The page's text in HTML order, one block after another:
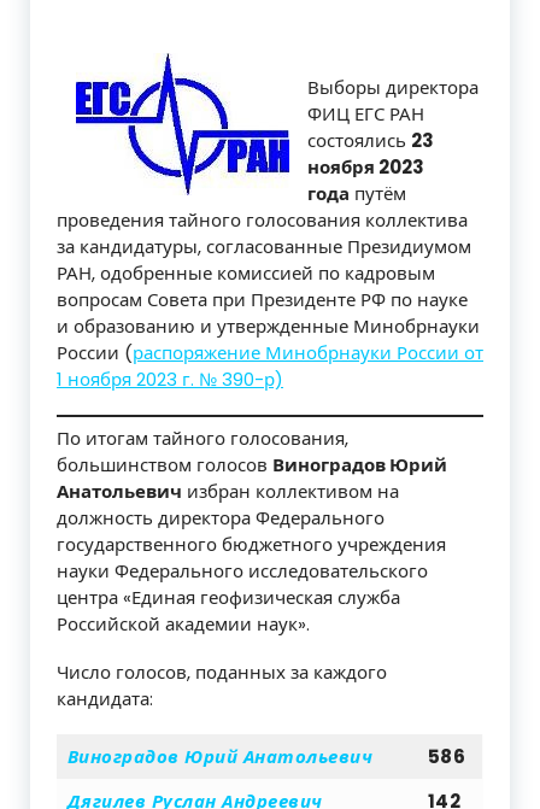
Выборы директора
ФИЦ ЕГС РАН
состоялись 23
ноября 2023
года путём
проведения тайного голосования коллектива
за кандидатуры, согласованные Президиумом
РАН, одобренные комиссией по кадровым
вопросам Совета при Президенте РФ по науке
и образованию и утвержденные Минобрнауки
России (распоряжение Минобрнауки России от
1 ноября 2023 г. № 390-р)
По итогам тайного голосования,
большинством голосов Виноградов Юрий
Анатольевич избран коллективом на
должность директора Федерального
государственного бюджетного учреждения
науки Федерального исследовательского
центра «Единая геофизическая служба
Российской академии наук».
Число голосов, поданных за каждого
кандидата:
Виноградов Юрий Анатольевич
586
Дягилев Руслан Андреевич
142